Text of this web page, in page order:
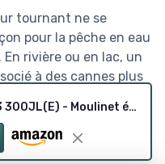
tournant ne se
pour la pêche en eau
rivière ou en lac, un
à des cannes plus
aux leurres de
contexte, des
ou certains moulinets
bon compromis
DAIWA Leobritz 23 300JL(E) - Moulinet électrique